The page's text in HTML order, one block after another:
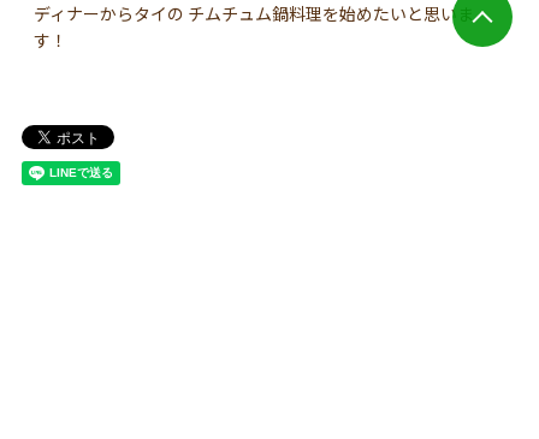
ディナーからタイの チムチュム鍋料理を始めたいと思いま
す！